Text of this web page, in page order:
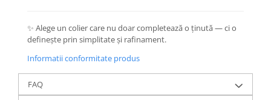
✨ Alege un colier care nu doar completează o ținută — ci o
definește prin simplitate și rafinament.
Informatii conformitate produs
FAQ